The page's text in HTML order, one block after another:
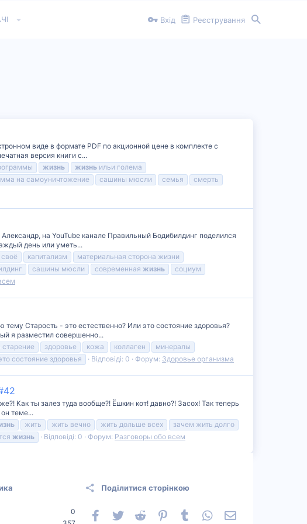
Вхід Реєстрування
виде в формате PDF по акционной цене в комплекте с
версия книги с...
жизнь жизнь ильи голема
на самоуничтожение сашины мюсли семья
смерть
на YouTube канале Правильный Бодибилдинг поделился
день или уметь...
своё капитализм
материальная сторона жизни
сашины мюсли современная жизнь
социум
Старость - это естественно? Или это состояние здоровья?
я разместил совершенно...
старение здоровье кожа коллаген
минералы
состояние здоровья Відповіді: 0 Форум: Здоровье организма
Как ты залез туда вообще?! Ёшкин кот! давно?! Засох! Так теперь
теме...
жить жить вечно жить дольше всех
зачем жить долго
жизнь Відповіді: 0 Форум: Разговоры обо всем
0
Поділитися сторінкою
FacebookTwitter Reddit PinterestTumblr WhatsApp